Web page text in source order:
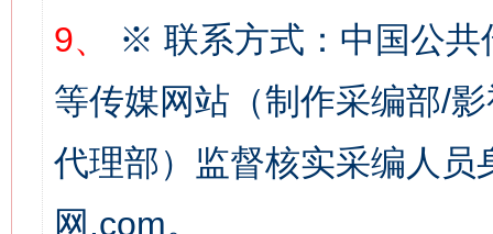
9、
※ 联系方式：中国公共
等传媒网站（制作采编部/
代理部）监督核实采编人员
网.com。